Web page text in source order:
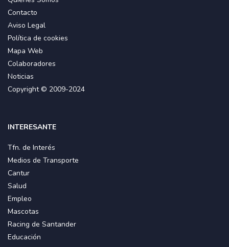
Contacto
Aviso Legal
Política de cookies
Mapa Web
Colaboradores
Noticias
Copyright © 2009-2024
INTERESANTE
Tfn. de Interés
Medios de Transporte
Cantur
Salud
Empleo
Mascotas
Racing de Santander
Educación